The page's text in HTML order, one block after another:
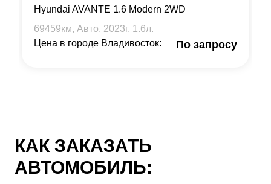
Hyundai AVANTE 1.6 Modern 2WD
69459км, Авто, 2023г, 1.6л.
Цена в городе Владивосток:
По запросу
КАК ЗАКАЗАТЬ
АВТОМОБИЛЬ: